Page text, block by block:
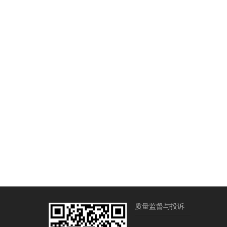
质量监督与投诉